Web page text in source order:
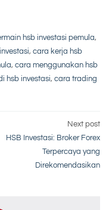
hsb investasi pemula,
, cara kerja hsb
, cara menggunakan hsb
hsb investasi, cara trading
Next post
HSB Investasi: Broker Forex
Terpercaya yang
Direkomendasikan